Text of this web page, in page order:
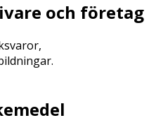
och företag